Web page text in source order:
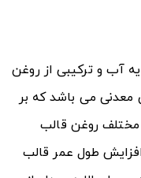
آب و ترکیبی از روغن
می باشد که بر
روغن قالب
طول عمر قالب